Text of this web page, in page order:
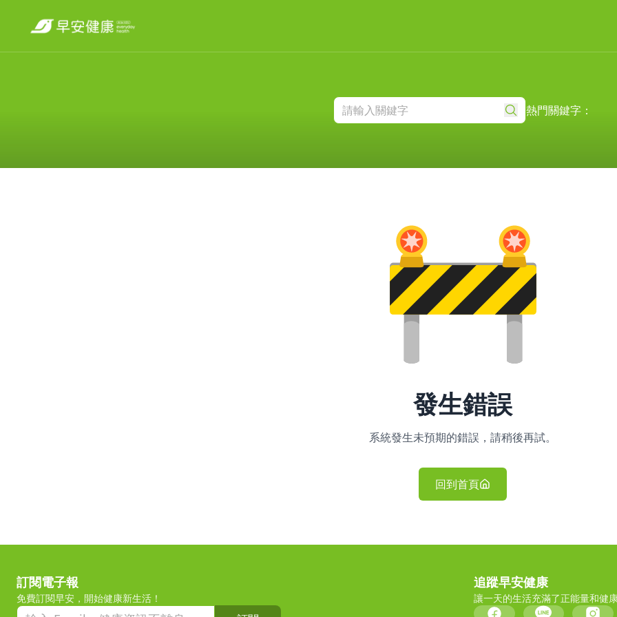
熱門關鍵字：
發生錯誤
系統發生未預期的錯誤，請稍後再試。
回到首頁
訂閱電子報
免費訂閱早安，開始健康新生活！
追蹤早安健康
讓一天的生活充滿了正能量和健